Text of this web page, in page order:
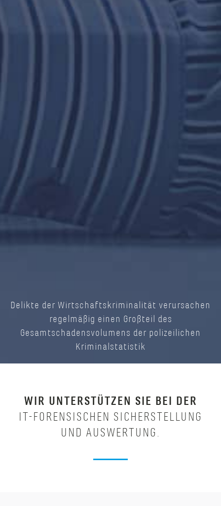
Delikte der Wirtschaftskriminalität verursachen
regelmäßig einen Großteil des
Gesamtschadensvolumens der polizeilichen
Kriminalstatistik
WIR UNTERSTÜTZEN SIE BEI DER
IT-FORENSISCHEN SICHERSTELLUNG
UND AUSWERTUNG.